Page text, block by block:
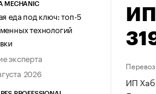
MECHANIC
еда под ключ: топ-5
технологий
эксперта
2026
ИП